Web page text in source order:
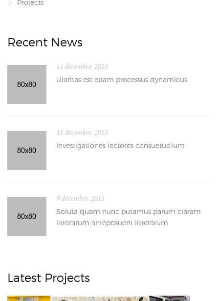
Projects
Recent News
11 décembre 2015
Ularitas est etiam processus dynamicus
11 décembre 2015
Investigationes lectores consuetudium
9 décembre 2015
Soluta quam nunc putamus parum claram
litterarum anteposuerit litterarum
Latest Projects